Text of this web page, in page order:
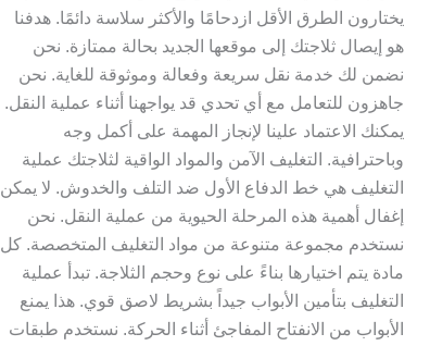
يختارون الطرق الأقل ازدحامًا والأكثر سلاسة دائمًا. هدفنا
هو إيصال ثلاجتك إلى موقعها الجديد بحالة ممتازة. نحن
نضمن لك خدمة نقل سريعة وفعالة وموثوقة للغاية. نحن
جاهزون للتعامل مع أي تحدي قد يواجهنا أثناء عملية النقل.
يمكنك الاعتماد علينا لإنجاز المهمة على أكمل وجه
وباحترافية. التغليف الآمن والمواد الواقية لثلاجتك عملية
التغليف هي خط الدفاع الأول ضد التلف والخدوش. لا يمكن
إغفال أهمية هذه المرحلة الحيوية من عملية النقل. نحن
نستخدم مجموعة متنوعة من مواد التغليف المتخصصة. كل
مادة يتم اختيارها بناءً على نوع وحجم الثلاجة. تبدأ عملية
التغليف بتأمين الأبواب جيداً بشريط لاصق قوي. هذا يمنع
الأبواب من الانفتاح المفاجئ أثناء الحركة. نستخدم طبقات